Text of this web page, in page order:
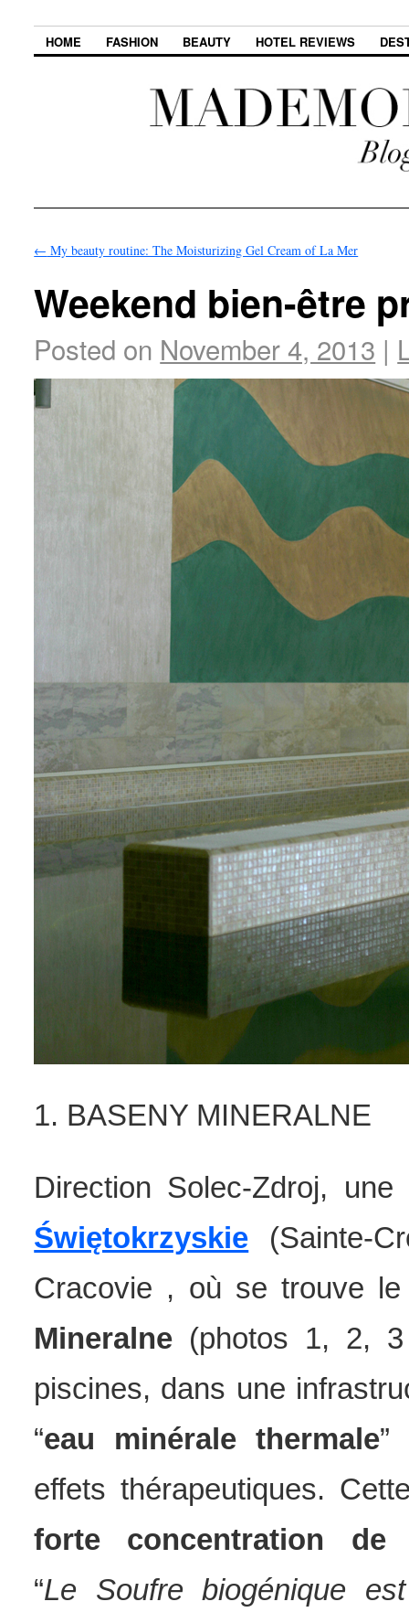
HOME FASHION BEAUTY HOTEL REVIEWS
← My beauty routine: The Moisturizing Gel Cream of La Mer
Weekend bien-être
Posted on November 4, 2013 |
1. BASENY MINERALNE
Direction Solec-Zdroj,
Świętokrzyskie (Sainte-
Cracovie , où se trouve
Mineralne (photos 1, 2, 3
piscines, dans une
“eau minérale thermale”
effets thérapeutiques.
forte concentration de
“Le Soufre biogénique